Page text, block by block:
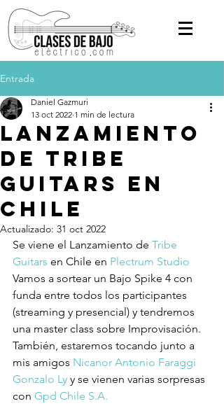
Entrada
Lanzamiento
de Tribe
Guitars en
Chile
Daniel Gazmuri
13 oct 2022 1 min de lectura
Actualizado: 31 oct 2022
Se viene el Lanzamiento de Tribe
Guitars en Chile en Plectrum Studio
Vamos a sortear un Bajo Spike 4 con
funda entre todos los participantes
(streaming y presencial) y tendremos
una master class sobre Improvisación.
También, estaremos tocando junto a
mis amigos Nicanor Antonio Faraggi
Gonzalo Ly y se vienen varias sorpresas
con Gpd Chile S.A.